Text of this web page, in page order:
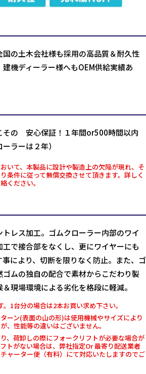
の土木会社様も採用の高品質＆耐久性
機ディーラー様へもOEM供給実績あ
その 安心保証！１年間or500時間以内
ラーは２年）
いて、本製品に設計や製造上の欠陥が現れ、そ
条件に従って無償交換させて頂きます。詳しく
ください。
レス加工。ゴムクローラー内部のワイ
で接合部をなくし、更にワイヤーにも
により、切断を限りなく防止。また、ゴ
ムの独自の配合で素材からこだわり製
現場環境による劣化を格段に軽減。
1台分の場合は2本お買い求め下さい。
ーン(表面の山の形)は使用機械やサイズにより
、性能等の違いはございません。
、荷卸しの際にフォークリフトが必要な場合が
トがない場合は、弊社指定Or 最寄り配送業者
ャーター便（有料）にて対応いたしますのでご